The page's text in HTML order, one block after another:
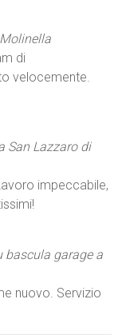
di
velocemente.
San Lazzaro di
impeccabile,
bascula garage a
nuovo. Servizio